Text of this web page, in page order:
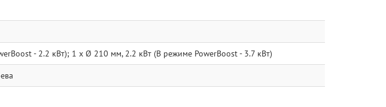
- 2.2 кВт); 1 x Ø 210 мм, 2.2 кВт (В режиме PowerBoost - 3.7 кВт)